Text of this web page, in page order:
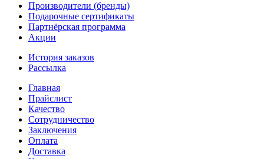
Производители (бренды)
Подарочные сертификаты
Партнёрская программа
Акции
История заказов
Рассылка
Главная
Прайслист
Качество
Сотрудничество
Заключения
Оплата
Доставка